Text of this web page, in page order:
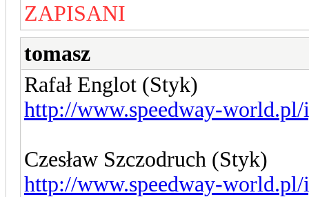
ZAPISANI
tomasz
Rafał Englot (Styk)
http://www.speedway-world.pl/
Czesław Szczodruch (Styk)
http://www.speedway-world.pl/